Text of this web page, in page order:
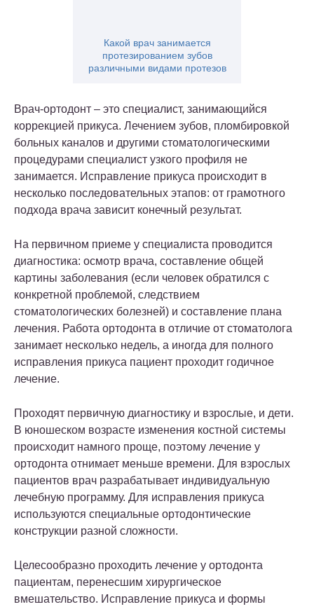
Какой врач занимается
протезированием зубов
различными видами протезов
Врач-ортодонт – это специалист, занимающийся
коррекцией прикуса. Лечением зубов, пломбировкой
больных каналов и другими стоматологическими
процедурами специалист узкого профиля не
занимается. Исправление прикуса происходит в
несколько последовательных этапов: от грамотного
подхода врача зависит конечный результат.
На первичном приеме у специалиста проводится
диагностика: осмотр врача, составление общей
картины заболевания (если человек обратился с
конкретной проблемой, следствием
стоматологических болезней) и составление плана
лечения. Работа ортодонта в отличие от стоматолога
занимает несколько недель, а иногда для полного
исправления прикуса пациент проходит годичное
лечение.
Проходят первичную диагностику и взрослые, и дети.
В юношеском возрасте изменения костной системы
происходит намного проще, поэтому лечение у
ортодонта отнимает меньше времени. Для взрослых
пациентов врач разрабатывает индивидуальную
лечебную программу. Для исправления прикуса
используются специальные ортодонтические
конструкции разной сложности.
Целесообразно проходить лечение у ортодонта
пациентам, перенесшим хирургическое
вмешательство. Исправление прикуса и формы